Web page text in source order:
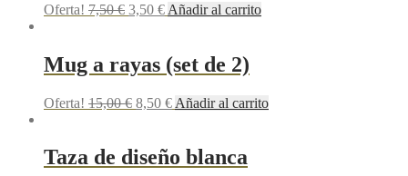
Oferta! 7,50€ 3,50 € Añadir al carrito
Mug a rayas (set de 2)
Oferta! 15,00€ 8,50 € Añadir al carrito
Taza de diseño blanca